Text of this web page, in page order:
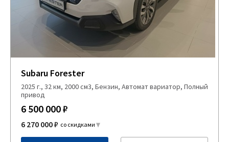
Subaru Forester
2025 г., 32 км, 2000 см3, Бензин, Автомат вариатор, Полный
привод
6 500 000 ₽
6 270 000 ₽ со скидками